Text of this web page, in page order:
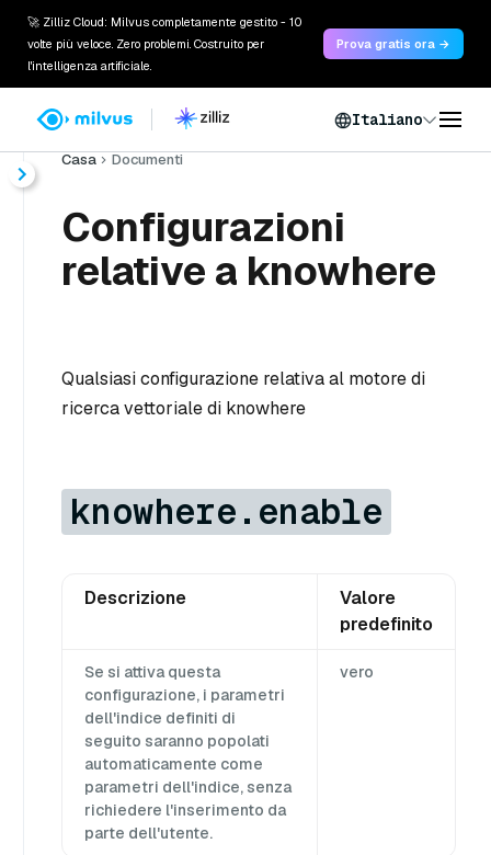
🚀 Zilliz Cloud: Milvus completamente gestito - 10
volte più veloce. Zero problemi. Costruito per
l'intelligenza artificiale.
Prova gratis ora →
Italiano
Casa Documenti
Configurazioni
relative a knowhere
Qualsiasi configurazione relativa al motore di
ricerca vettoriale di knowhere
knowhere.enable
Descrizione
Valore
predefinito
Se si attiva questa
configurazione, i parametri
dell'indice definiti di
seguito saranno popolati
automaticamente come
parametri dell'indice, senza
richiedere l'inserimento da
parte dell'utente.
vero